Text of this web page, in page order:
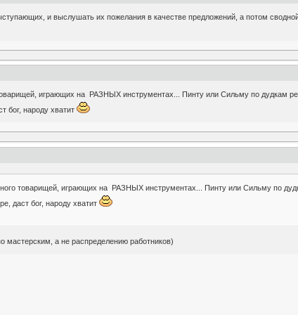
и выслушать их пожелания в качестве предложений, а потом
играющих на РАЗНЫХ инструментах... Пинту или Сильму по дудкам
бог, народу хватит
товарищей, играющих на РАЗНЫХ инструментах... Пинту или Сильму по
даст бог, народу хватит
мастерским, а не распределению работников)